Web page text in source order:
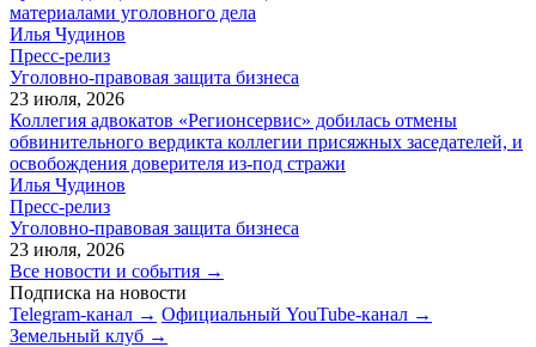
материалами уголовного дела
Илья Чудинов
Пресс-релиз
Уголовно-правовая защита бизнеса
23 июля, 2026
Коллегия адвокатов «Регионсервис» добилась отмены
обвинительного вердикта коллегии присяжных заседателей, и
освобождения доверителя из-под стражи
Илья Чудинов
Пресс-релиз
Уголовно-правовая защита бизнеса
23 июля, 2026
Все новости и события →
Подписка на новости
Telegram-канал → Официальный YouTube-канал →
Земельный клуб →